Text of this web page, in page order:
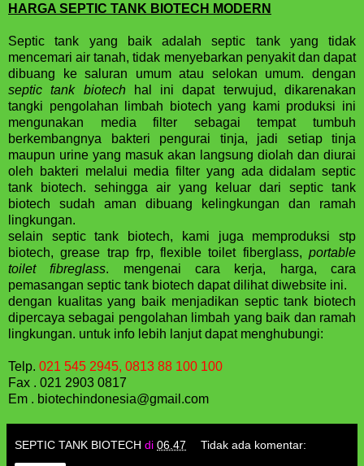
HARGA SEPTIC TANK BIOTECH MODERN
Septic tank yang baik adalah septic tank yang tidak
mencemari air tanah, tidak menyebarkan penyakit dan dapat
dibuang ke saluran umum atau selokan umum. dengan
septic tank biotechhal ini dapat terwujud, dikarenakan
tangki pengolahan limbah biotech yang kami produksi ini
mengunakan media filter sebagai tempat tumbuh
berkembangnya bakteri pengurai tinja, jadi setiap tinja
maupun urine yang masuk akan langsung diolah dan diurai
oleh bakteri melalui media filter yang ada didalam septic
tank biotech. sehingga air yang keluar dari septic tank
biotech sudah aman dibuang kelingkungan dan ramah
lingkungan.
selain septic tank biotech, kami juga memproduksi stp
biotech, grease trap frp, flexible toilet fiberglass, portable
toilet fibreglass. mengenai cara kerja, harga, cara
pemasangan septic tank biotech dapat dilihat diwebsite ini.
dengan kualitas yang baik menjadikan septic tank biotech
dipercaya sebagai pengolahan limbah yang baik dan ramah
lingkungan. untuk info lebih lanjut dapat menghubungi:
Telp. 021 545 2945, 0813 88 100 100
Fax . 021 2903 0817
Em . biotechindonesia@gmail.com
SEPTIC TANK BIOTECH di 06.47 Tidak ada komentar: